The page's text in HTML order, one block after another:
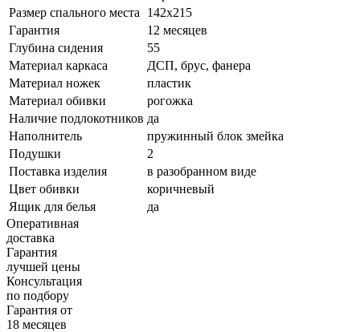
Размер спального места
142х215
Гарантия
12 месяцев
Глубина сидения
55
Материал каркаса
ДСП, брус, фанера
Материал ножек
пластик
Материал обивки
рогожка
Наличие подлокотников да
Наполнитель
пружинный блок змейка
Подушки
2
Поставка изделия
в разобранном виде
Цвет обивки
коричневый
Ящик для белья
да
Оперативная
доставка
Гарантия
лучшей цены
Консультация
по подбору
Гарантия от
18 месяцев